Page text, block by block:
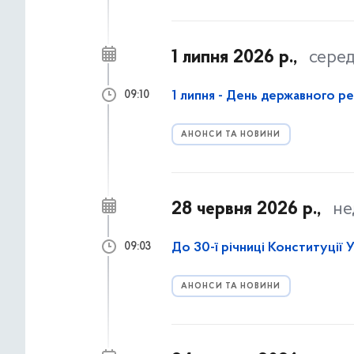
1 липня 2026 р.,
1 липня - День державного
АНОНСИ ТА НОВИНИ
09:10
28 червня 2026 р.,
До 30-ї річниці Конституції
АНОНСИ ТА НОВИНИ
09:03